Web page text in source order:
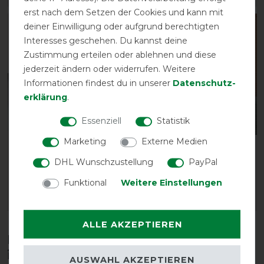
Sunride Halsteil 250g
(1200D)
39,85 € *
300g
59,90 € *
Diese Produkte könnten dich auch
interessieren
erst nach dem Setzen der Cookies und kann mit
deiner Einwilligung oder aufgrund berechtigten
Interesses geschehen. Du kannst deine
Zustimmung erteilen oder ablehnen und diese
jederzeit ändern oder widerrufen. Weitere
Informationen findest du in unserer Daten­schutz­
erklärung.
Essenziell
Statistik
Marketing
Externe Medien
DHL Wunschzustellung
PayPal
Funktional
Weitere Einstellungen
ALLE AKZEPTIEREN
AUSWAHL AKZEPTIEREN